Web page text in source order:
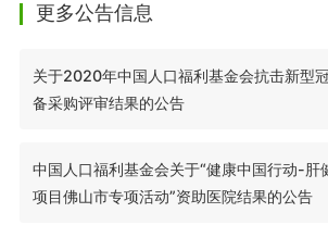
更多公告信息
关于2020年中国人口福利基金会抗击新型
备采购评审结果的公告
中国人口福利基金会关于“健康中国行动-肝
项目佛山市专项活动”资助医院结果的公告